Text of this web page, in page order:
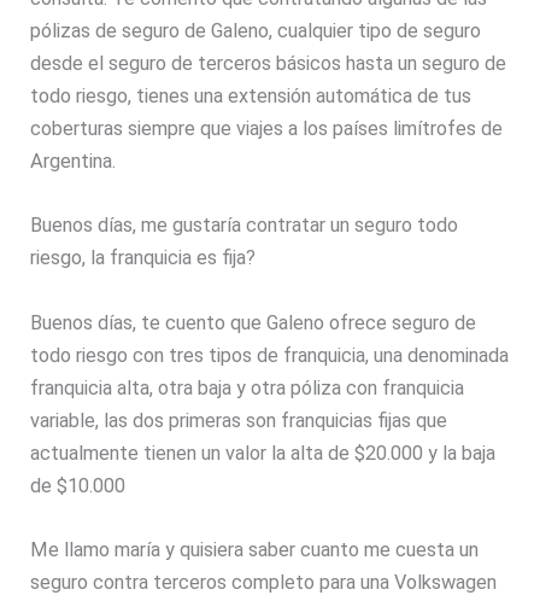
pólizas de seguro de Galeno, cualquier tipo de seguro
desde el seguro de terceros básicos hasta un seguro de
todo riesgo, tienes una extensión automática de tus
coberturas siempre que viajes a los países limítrofes de
Argentina.
Buenos días, me gustaría contratar un seguro todo
riesgo, la franquicia es fija?
Buenos días, te cuento que Galeno ofrece seguro de
todo riesgo con tres tipos de franquicia, una denominada
franquicia alta, otra baja y otra póliza con franquicia
variable, las dos primeras son franquicias fijas que
actualmente tienen un valor la alta de $20.000 y la baja
de $10.000
Me llamo maría y quisiera saber cuanto me cuesta un
seguro contra terceros completo para una Volkswagen